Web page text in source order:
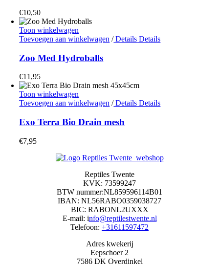
€10,50
Toon winkelwagen
Toevoegen aan winkelwagen /Details Details
Zoo Med Hydroballs
€11,95
Toon winkelwagen
Toevoegen aan winkelwagen /Details Details
Exo Terra Bio Drain mesh
€7,95
Reptiles Twente
KVK: 73599247
BTW nummer:NL859596114B01
IBAN: NL56RABO0359038727
BIC: RABONL2UXXX
E-mail: info@reptilestwente.nl
Telefoon: +31611597472
Adres kwekerij
Eepschoer 2
7586 DK Overdinkel